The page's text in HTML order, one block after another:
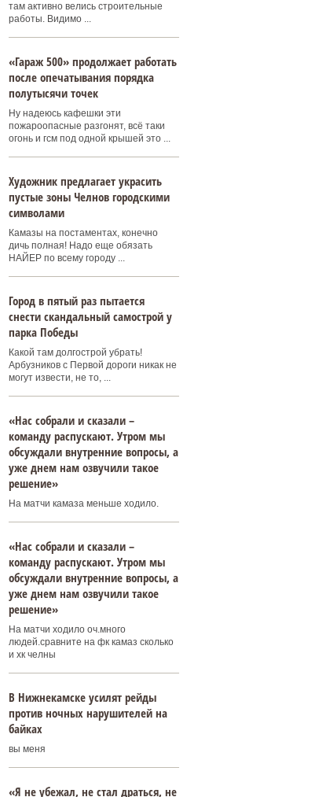
там активно велись строительные
работы. Видимо ...
«Гараж 500» продолжает работать
после опечатывания порядка
полутысячи точек
Ну надеюсь кафешки эти
пожароопасные разгонят, всё таки
огонь и гсм под одной крышей это ...
Художник предлагает украсить
пустые зоны Челнов городскими
символами
Камазы на постаментах, конечно
дичь полная! Надо еще обязать
НАЙЕР по всему городу ...
Город в пятый раз пытается
снести скандальный самострой у
парка Победы
Какой там долгострой убрать!
Арбузников с Первой дороги никак не
могут извести, не то, ...
«Нас собрали и сказали –
команду распускают. Утром мы
обсуждали внутренние вопросы, а
уже днем нам озвучили такое
решение»
На матчи камаза меньше ходило.
«Нас собрали и сказали –
команду распускают. Утром мы
обсуждали внутренние вопросы, а
уже днем нам озвучили такое
решение»
На матчи ходило оч.много
людей.сравните на фк камаз сколько
и хк челны
В Нижнекамске усилят рейды
против ночных нарушителей на
байках
вы меня
«Я не убежал, не стал драться, не